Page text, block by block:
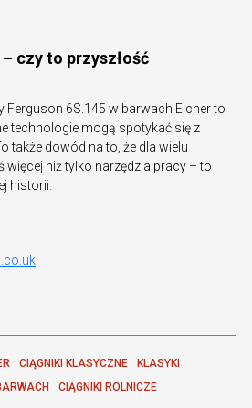
czy to przyszłość
Ferguson 6S.145 w barwach Eicher to
technologie mogą spotykać się z
także dowód na to, że dla wielu
niż tylko narzędzia pracy – to
historii.
CIĄGNIKI KLASYCZNE
KLASYKI
CIĄGNIKI ROLNICZE